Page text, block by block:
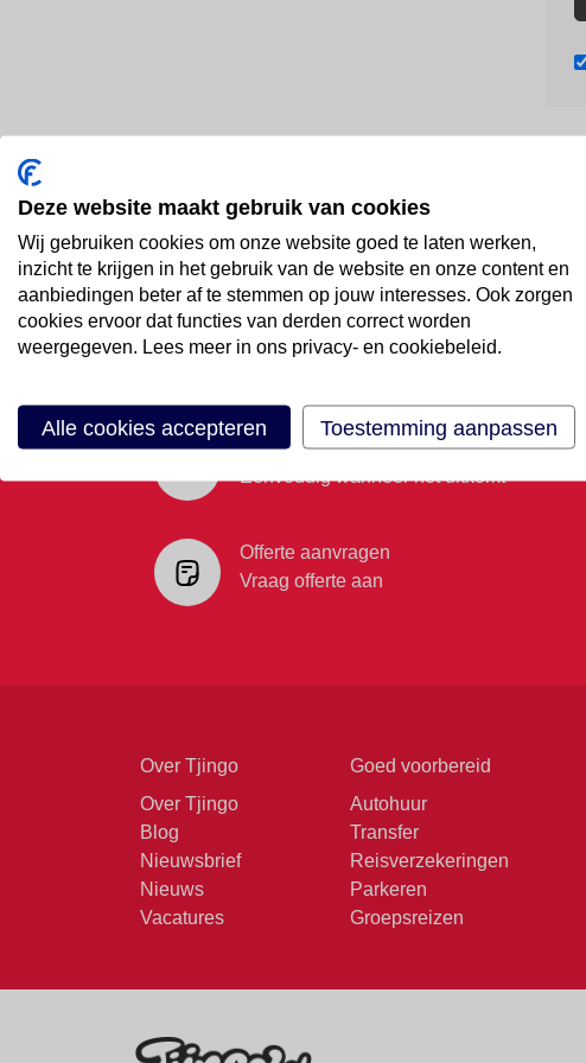
Bel ons
088 66 55 999
Mail ons
Maak een afspraak
Eenvoudig wanneer het uitkomt
Offerte aanvragen
Vraag offerte aan
Over Tjingo
Over Tjingo
Blog
Nieuwsbrief
Nieuws
Vacatures
Goed voorbereid
Autohuur
Transfer
Reisverzekeringen
Parkeren
Groepsreizen
Deze website maakt gebruik van cookies
Wij gebruiken cookies om onze website goed te laten werken,
inzicht te krijgen in het gebruik van de website en onze content en
aanbiedingen beter af te stemmen op jouw interesses. Ook zorgen
cookies ervoor dat functies van derden correct worden
weergegeven. Lees meer in ons privacy- en cookiebeleid.
Alle cookies accepteren Toestemming aanpassen